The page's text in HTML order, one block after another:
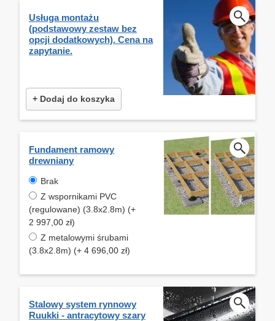
Usługa montażu
(podstawowy zestaw bez
opcji dodatkowych). Cena na
zapytanie.
+ Dodaj do koszyka
Fundament ramowy
drewniany
Brak
Z wspornikami PVC
(regulowane) (3.8x2.8m) (+
2 997,00 zł)
Z metalowymi śrubami
(3.8x2.8m) (+ 4 696,00 zł)
Stalowy system rynnowy
Ruukki - antracytowy szary